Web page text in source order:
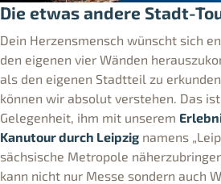
Die etwas andere Stadt-
Dein Herzensmensch wünscht sich
den eigenen vier Wänden
als den eigenen Stadtteil zu
können wir absolut verstehen. Das
Gelegenheit, ihm mit unserem
Kanutour durch Leipzig namens
sächsische Metropole
kann nicht nur Messe sondern auch